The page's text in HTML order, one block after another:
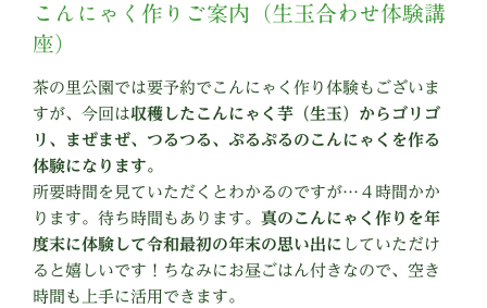
こんにゃく作りご案内（生玉合わせ体験講
座）
茶の里公園では要予約でこんにゃく作り体験もございま
すが、今回は収穫したこんにゃく芋（生玉）からゴリゴ
リ、まぜまぜ、つるつる、ぷるぷるのこんにゃくを作る
体験になります。
所要時間を見ていただくとわかるのですが…４時間かか
ります。待ち時間もあります。 真のこんにゃく作りを年
度末に体験して令和最初の年末の思い出に していただけ
ると嬉しいです！ちなみにお昼ごはん付きなので、空き
時間も上手に活用できます。